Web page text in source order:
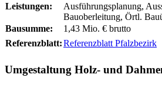
Leistungen:
Ausführungsplanung,
Bauoberleitung, Örtl.
Bausumme:
1,43 Mio. € brutto
Referenzblatt:Referenzblatt Pfalzbezirk
Umgestaltung Holz- und